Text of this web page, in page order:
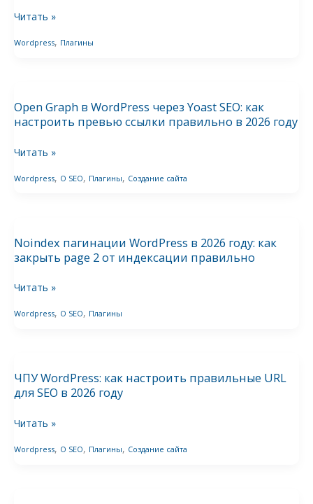
в
году:
новичков
Читать »
Wordpress, Плагины
Open Graph в WordPress через Yoast SEO: как
настроить превью ссылки правильно в 2026 году
в
WordPress
SEO:
ссылки
правильно
в
году
Читать »
Wordpress, О SEO, Плагины, Создание сайта
Noindex пагинации WordPress в 2026 году: как
закрыть page 2 от индексации правильно
WordPress
в
2026
как
от
правильно
Читать »
Wordpress, О SEO, Плагины
ЧПУ WordPress: как настроить правильные URL
для SEO в 2026 году
как
настроить
для
Читать »
Wordpress, О SEO, Плагины, Создание сайта